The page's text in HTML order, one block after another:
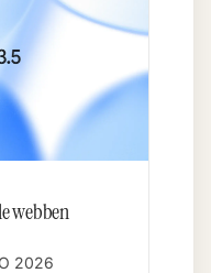
webben
2026